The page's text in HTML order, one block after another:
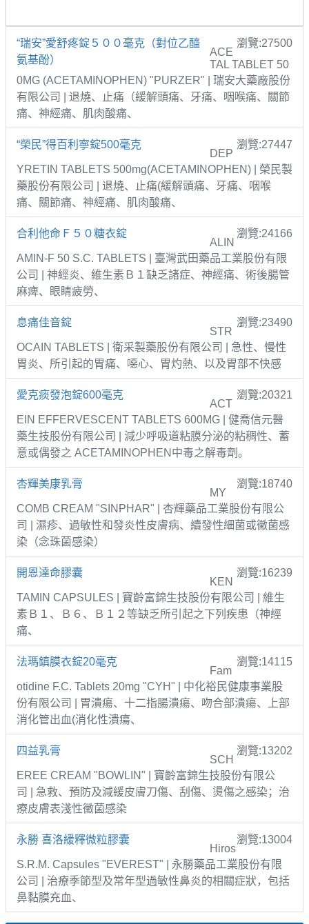
“瑞安”愛舒疼錠５００毫克（對位乙醯
氨基酚）
瀏覽:27500
ACE
TAL TABLET 50
0MG (ACETAMINOPHEN) "PURZER" | 瑞安大藥廠股份
有限公司 | 退燒、止痛（緩解頭痛、牙痛、咽喉痛、關節
痛、神經痛、肌肉酸痛、
“榮民”得百利寧錠500毫克 瀏覽:27447
DEP
YRETIN TABLETS 500mg(ACETAMINOPHEN) | 榮民製
藥股份有限公司 | 退燒、止痛(緩解頭痛、牙痛、咽喉
痛、關節痛、神經痛、肌肉酸痛、
合利他命Ｆ５０糖衣錠 瀏覽:24166
ALIN
AMIN-F 50 S.C. TABLETS | 臺灣武田藥品工業股份有限
公司 | 神經炎、維生素Ｂ１缺乏諸症、神經痛、術後腸管
麻痺、眼睛疲勞、
息痛佳音錠 瀏覽:23490
STR
OCAIN TABLETS | 衛采製藥股份有限公司 | 急性、慢性
胃炎、所引起的胃痛、噁心、胃灼熱、以及胃部不快感
愛克痰發泡錠600毫克 瀏覽:20321
ACT
EIN EFFERVESCENT TABLETS 600MG | 健喬信元醫
藥生技股份有限公司 | 減少呼吸道粘膜分泌的粘稠性、蓄
意或偶發之 ACETAMINOPHEN中毒之解毒劑。
杏輝美康乳膏 瀏覽:18740
MY
COMB CREAM "SINPHAR" | 杏輝藥品工業股份有限公
司 | 濕疹、過敏性和發炎性皮膚病、續發性細菌或黴菌感
染（念珠菌感染）
開恩達命膠囊 瀏覽:16239
KEN
TAMIN CAPSULES | 寶齡富錦生技股份有限公司 | 維生
素Ｂ１、Ｂ６、Ｂ１２等缺乏所引起之下列疾患（神經
痛、
法瑪鎮膜衣錠20毫克 瀏覽:14115
Fam
otidine F.C. Tablets 20mg "CYH" | 中化裕民健康事業股
份有限公司 | 胃潰瘍、十二指腸潰瘍、吻合部潰瘍、上部
消化管出血(消化性潰瘍、
四益乳膏 瀏覽:13202
SCH
EREE CREAM "BOWLIN" | 寶齡富錦生技股份有限公
司 | 急救、預防及減緩皮膚刀傷、刮傷、燙傷之感染；治
療皮膚表淺性黴菌感染
永勝 喜洛緩釋微粒膠囊 瀏覽:13004
Hiros
S.R.M. Capsules "EVEREST" | 永勝藥品工業股份有限
公司 | 治療季節型及常年型過敏性鼻炎的相關症狀，包括
鼻黏膜充血、